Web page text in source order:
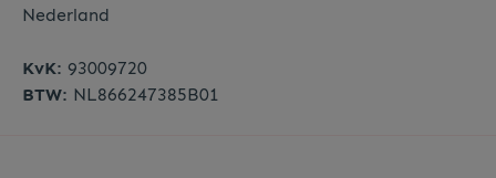
Nederland
KvK: 93009720
BTW: NL866247385B01